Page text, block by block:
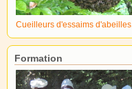
Cueilleurs d'essaims d'abeilles.
Formation